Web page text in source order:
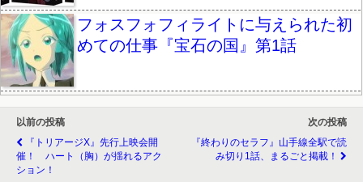
フォスフォフィライトに与えられた初
めての仕事『宝石の国』第1話
以前の投稿
『トリアージX』先行上映会開
催！ ハート（胸）が揺れるアク
ション！
次の投稿
『終わりのセラフ』山手線全駅で読
み切り1話、まるごと掲載！